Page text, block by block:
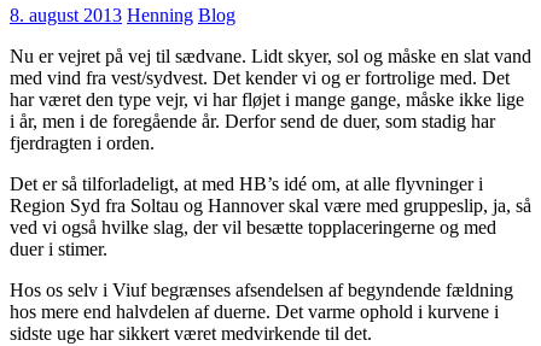
8. august 2013 Henning Blog
Nu er vejret på vej til sædvane. Lidt skyer, sol og måske en slat vand
med vind fra vest/sydvest. Det kender vi og er fortrolige med. Det
har været den type vejr, vi har fløjet i mange gange, måske ikke lige
i år, men i de foregående år. Derfor send de duer, som stadig har
fjerdragten i orden.
Det er så tilforladeligt, at med HB’s idé om, at alle flyvninger i
Region Syd fra Soltau og Hannover skal være med gruppeslip, ja, så
ved vi også hvilke slag, der vil besætte topplaceringerne og med
duer i stimer.
Hos os selv i Viuf begrænses afsendelsen af begyndende fældning
hos mere end halvdelen af duerne. Det varme ophold i kurvene i
sidste uge har sikkert været medvirkende til det.